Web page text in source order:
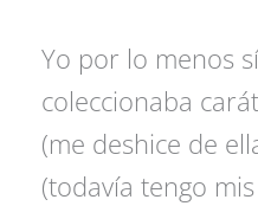
Yo por lo menos
coleccionaba
(me deshice de
(todavía tengo